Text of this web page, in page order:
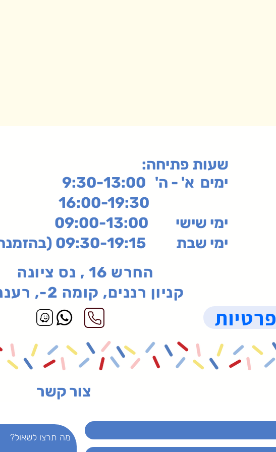
:שעות פתיחה
ימים א' - ה' 9:30-13:00
ימי שישי 09:00-13:00
ימי שבת 09:30-19:15 (בהזמנה מראש)
החרש 16 , נס ציונה
קניון רננים, קומה 2-, רעננה
פרטיות
צור קשר